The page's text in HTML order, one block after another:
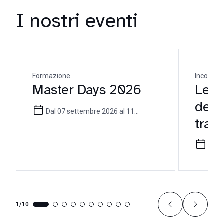
I nostri eventi
Formazione
Master Days 2026
Incontro
Le
tra
1/10